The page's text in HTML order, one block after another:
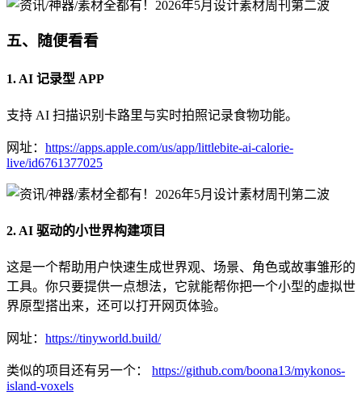
五、随便看看
1. AI 记录型 APP
支持 AI 扫描识别卡路里与实时拍照记录食物功能。
网址： https://apps.apple.com/us/app/littlebite-ai-calorie-
live/id6761377025
2. AI 驱动的小世界构建项目
这是一个帮助用户快速生成世界观、场景、角色或故事雏形的
工具。你只要提供一点想法，它就能帮你把一个小型的虚拟世
界原型搭出来，还可以打开网页体验。
网址： https://tinyworld.build/
类似的项目还有另一个： https://github.com/boona13/mykonos-
island-voxels